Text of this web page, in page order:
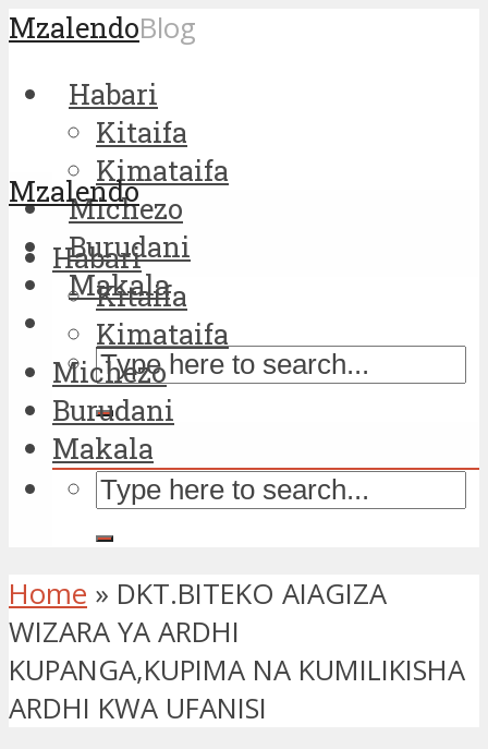
MzalendoBlog
Habari
Kitaifa
Kimataifa
Michezo
Burudani
Makala
Mzalendo
Habari
Kitaifa
Kimataifa
Michezo
Burudani
Makala
Home » DKT.BITEKO AIAGIZA
WIZARA YA ARDHI
KUPANGA,KUPIMA NA KUMILIKISHA
ARDHI KWA UFANISI